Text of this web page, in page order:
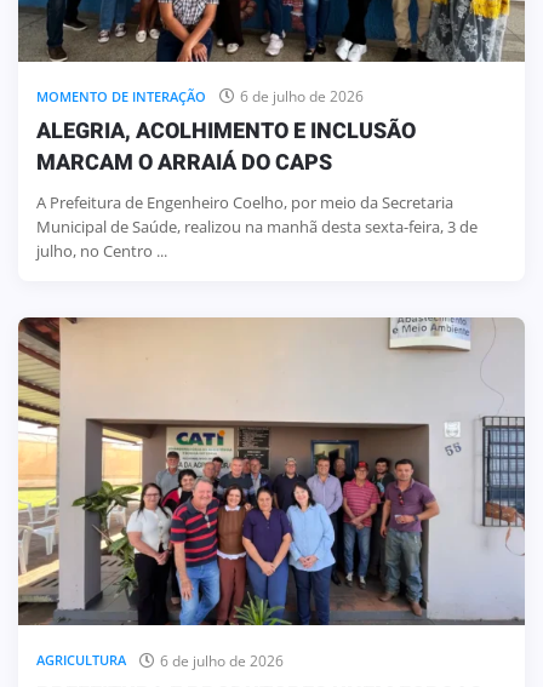
MOMENTO DE INTERAÇÃO 6 de julho de 2026
ALEGRIA, ACOLHIMENTO E INCLUSÃO
MARCAM O ARRAIÁ DO CAPS
A Prefeitura de Engenheiro Coelho, por meio da Secretaria
Municipal de Saúde, realizou na manhã desta sexta-feira, 3 de
julho, no Centro ...
AGRICULTURA 6 de julho de 2026